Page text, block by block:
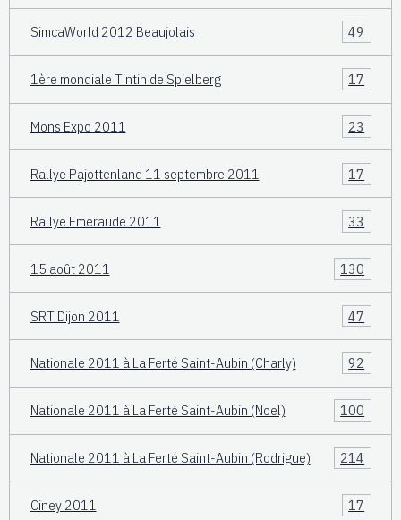
SimcaWorld 2012 Beaujolais 49
1ère mondiale Tintin de Spielberg 17
Mons Expo 2011 23
Rallye Pajottenland 11 septembre 2011 17
Rallye Emeraude 2011 33
15 août 2011 130
SRT Dijon 2011 47
Nationale 2011 à La Ferté Saint-Aubin (Charly) 92
Nationale 2011 à La Ferté Saint-Aubin (Noel) 100
Nationale 2011 à La Ferté Saint-Aubin (Rodrigue) 214
Ciney 2011 17